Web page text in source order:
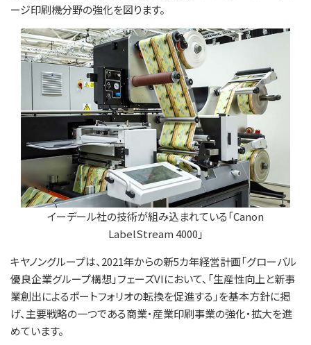
ージ印刷機分野の強化を図ります。
イーデール社の技術が組み込まれている「Canon
LabelStream 4000」
キヤノングループは、2021年からの新5カ年経営計画「グローバル
優良企業グループ構想」フェーズVIにおいて、「生産性向上と新事
業創出によるポートフォリオの転換を促進する」を基本方針に掲
げ、主要戦略の一つである商業・産業印刷事業の強化・拡大を進
めています。